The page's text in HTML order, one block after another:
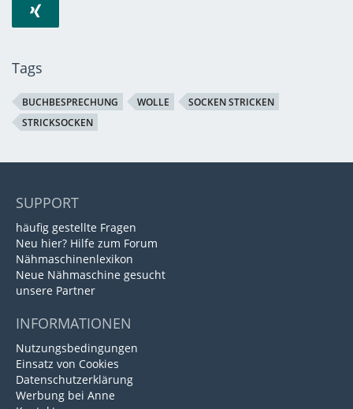
Tags
BUCHBESPRECHUNG WOLLE
SOCKEN STRICKEN
STRICKSOCKEN
SUPPORT
häufig gestellte Fragen
Neu hier? Hilfe zum Forum
Nähmaschinenlexikon
Neue Nähmaschine gesucht
unsere Partner
INFORMATIONEN
Nutzungsbedingungen
Einsatz von Cookies
Datenschutzerklärung
Werbung bei Anne